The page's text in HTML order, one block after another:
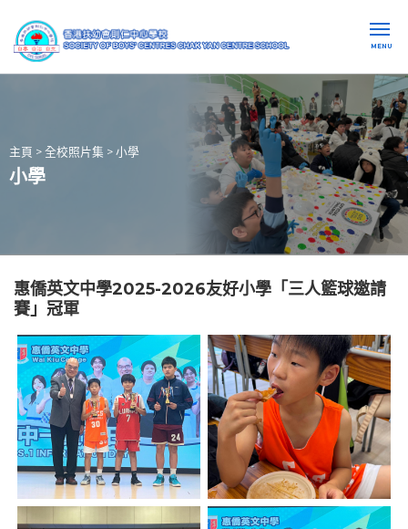
MENU
主頁 > 全校照片集 > 小學
小學
惠僑英文中學2025-2026友好小學「三人籃球邀請
賽」冠軍